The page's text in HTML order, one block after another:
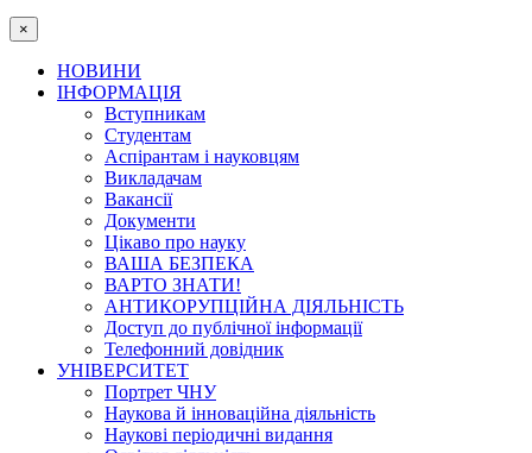
×
НОВИНИ
ІНФОРМАЦІЯ
Вступникам
Студентам
Аспірантам і науковцям
Викладачам
Вакансії
Документи
Цікаво про науку
ВАША БЕЗПЕКА
ВАРТО ЗНАТИ!
АНТИКОРУПЦІЙНА ДІЯЛЬНІСТЬ
Доступ до публічної інформації
Телефонний довідник
УНІВЕРСИТЕТ
Портрет ЧНУ
Наукова й інноваційна діяльність
Наукові періодичні видання